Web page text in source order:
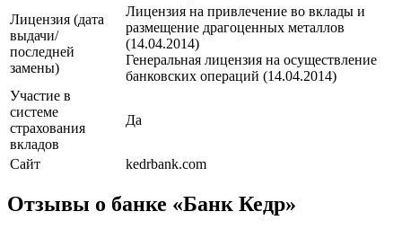
Лицензия (дата
выдачи/
последней
замены)
Лицензия на привлечение во вклады и
размещение драгоценных металлов
(14.04.2014)
Генеральная лицензия на осуществление
банковских операций (14.04.2014)
Участие в
системе
страхования
вкладов
Да
Сайт kedrbank.com
Отзывы о банке «Банк Кедр»